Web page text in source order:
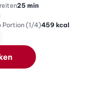
25 min
Portion (1/4)459 kcal